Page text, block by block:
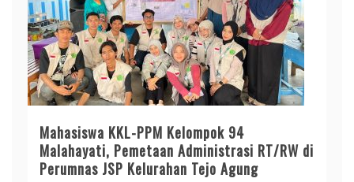
Mahasiswa KKL-PPM Kelompok 94
Malahayati, Pemetaan Administrasi RT/RW di
Perumnas JSP Kelurahan Tejo Agung